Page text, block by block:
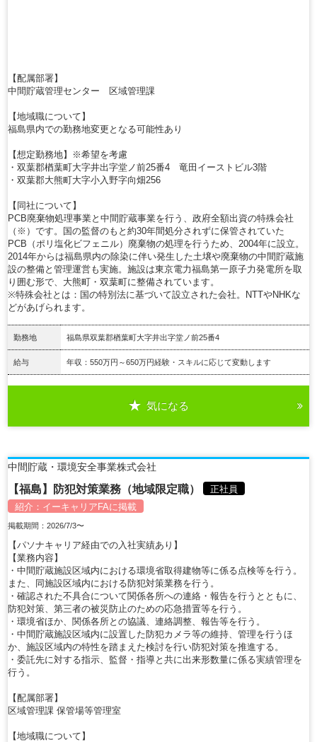
【配属部署】
中間貯蔵管理センター 区域管理課
【地域職について】
福島県内での勤務地変更となる可能性あり
【想定勤務地】※希望を考慮
・双葉郡楢葉町大字井出字堂ノ前25番4 竜田イーストビル3階
・双葉郡大熊町大字小入野字向畑256
【同社について】
PCB廃棄物処理事業と中間貯蔵事業を行う、政府全額出資の特殊会社
（※）です。国の監督のもと約30年間処分されずに保管されていた
PCB（ポリ塩化ビフェニル）廃棄物の処理を行うため、2004年に設立。
2014年からは福島県内の除染に伴い発生した土壌や廃棄物の中間貯蔵施
設の整備と管理運営も実施。施設は東京電力福島第一原子力発電所を取
り囲む形で、大熊町・双葉町に整備されています。
※特殊会社とは：国の特別法に基づいて設立された会社。NTTやNHKな
どがあげられます。
勤務地 福島県双葉郡楢葉町大字井出字堂ノ前25番4
給与 年収：550万円～650万円経験・スキルに応じて変動します
気になる
中間貯蔵・環境安全事業株式会社
【福島】防犯対策業務（地域限定職）
正社員
紹介： イーキャリアFAに掲載
掲載期間：2026/7/3〜
【パソナキャリア経由での入社実績あり】
【業務内容】
・中間貯蔵施設区域内における環境省取得建物等に係る点検等を行う。
また、同施設区域内における防犯対策業務を行う。
・確認された不具合について関係各所への連絡・報告を行うとともに、
防犯対策、第三者の被災防止のための応急措置等を行う。
・環境省ほか、関係各所との協議、連絡調整、報告等を行う。
・中間貯蔵施設区域内に設置した防犯カメラ等の維持、管理を行うほ
か、施設区域内の特性を踏まえた検討を行い防犯対策を推進する。
・委託先に対する指示、監督・指導と共に出来形数量に係る実績管理を
行う。
【配属部署】
区域管理課 保管場等管理室
【地域職について】